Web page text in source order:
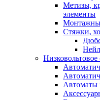
Метизы,
элементы
Стяжки,
Автоматы